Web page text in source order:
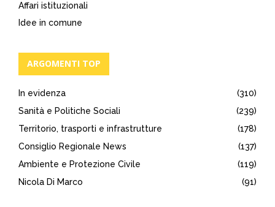
Affari istituzionali
Idee in comune
ARGOMENTI TOP
In evidenza
(310)
Sanità e Politiche Sociali
(239)
Territorio, trasporti e infrastrutture
(178)
Consiglio Regionale News
(137)
Ambiente e Protezione Civile
(119)
Nicola Di Marco
(91)